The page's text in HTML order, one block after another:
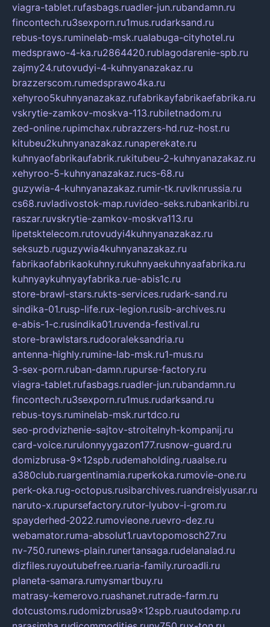
viagra-tablet.rufasbags.ruadler-jun.rubandamn.ru
fincontech.ru3sexporn.ru1mus.rudarksand.ru
rebus-toys.ruminelab-msk.rualabuga-cityhotel.ru
medsprawo-4-ka.ru2864420.rublagodarenie-spb.ru
zajmy24.rutovudyi-4-kuhnyanazakaz.ru
brazzerscom.rumedsprawo4ka.ru
xehyroo5kuhnyanazakaz.rufabrikayfabrikaefabrika.ru
vskrytie-zamkov-moskva-113.rubiletnadom.ru
zed-online.rupimchax.rubrazzers-hd.ruz-host.ru
kitubeu2kuhnyanazakaz.runaperekate.ru
kuhnyaofabrikaufabrik.rukitubeu-2-kuhnyanazakaz.ru
xehyroo-5-kuhnyanazakaz.rucs-68.ru
guzywia-4-kuhnyanazakaz.rumir-tk.ruvlknrussia.ru
cs68.ruvladivostok-map.ruvideo-seks.rubankaribi.ru
raszar.ruvskrytie-zamkov-moskva113.ru
lipetsktelecom.rutovudyi4kuhnyanazakaz.ru
seksuzb.ruguzywia4kuhnyanazakaz.ru
fabrikaofabrikaokuhny.rukuhnyaekuhnyaafabrika.ru
kuhnyaykuhnyayfabrika.rue-abis1c.ru
store-brawl-stars.rukts-services.rudark-sand.ru
sindika-01.rusp-life.rux-legion.rusib-archives.ru
e-abis-1-c.rusindika01.ruvenda-festival.ru
store-brawlstars.rudooraleksandria.ru
antenna-highly.rumine-lab-msk.ru1-mus.ru
3-sex-porn.ruban-damn.rupurse-factory.ru
viagra-tablet.rufasbags.ruadler-jun.rubandamn.ru
fincontech.ru3sexporn.ru1mus.rudarksand.ru
rebus-toys.ruminelab-msk.rurtdco.ru
seo-prodvizhenie-sajtov-stroitelnyh-kompanij.ru
card-voice.rurulonnyygazon177.rusnow-guard.ru
domizbrusa-9x12spb.rudemaholding.ruaalse.ru
a380club.ruargentinamia.ruperkoka.rumovie-one.ru
perk-oka.rug-octopus.rusibarchives.ruandreislyusar.ru
naruto-x.rupursefactory.rutor-lyubov-i-grom.ru
spayderhed-2022.rumovieone.ruevro-dez.ru
webamator.ruma-absolut1.ruavtopomosch27.ru
nv-750.runews-plain.runertansaga.rudelanalad.ru
dizfiles.ruyoutubefree.ruaria-family.ruroadli.ru
planeta-samara.rumysmartbuy.ru
matrasy-kemerovo.ruashanet.rutrade-farm.ru
dotcustoms.rudomizbrusa9x12spb.ruautodamp.ru